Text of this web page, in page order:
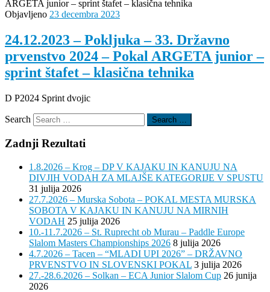
Objavljeno 23 decembra 2023
24.12.2023 – Pokljuka – 33. Državno
prvenstvo 2024 – Pokal ARGETA junior –
sprint štafet – klasična tehnika
D P2024 Sprint dvojic
Search Search …
Zadnji Rezultati
1.8.2026 – Krog – DP V KAJAKU IN KANUJU NA
DIVJIH VODAH ZA MLAJŠE KATEGORIJE V SPUSTU
31 julija 2026
27.7.2026 – Murska Sobota – POKAL MESTA MURSKA
SOBOTA V KAJAKU IN KANUJU NA MIRNIH
VODAH 25 julija 2026
10.-11.7.2026 – St. Ruprecht ob Murau – Paddle Europe
Slalom Masters Championships 2026 8 julija 2026
4.7.2026 – Tacen – “MLADI UPI 2026” – DRŽAVNO
PRVENSTVO IN SLOVENSKI POKAL 3 julija 2026
27.-28.6.2026 – Solkan – ECA Junior Slalom Cup 26 junija
2026